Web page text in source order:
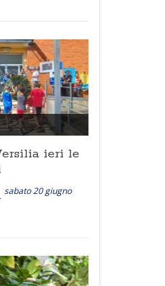
ieri le
sabato 20 giugno